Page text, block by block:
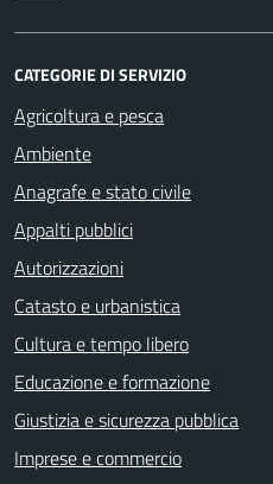
CATEGORIE DI SERVIZIO
Agricoltura e pesca
Ambiente
Anagrafe e stato civile
Appalti pubblici
Autorizzazioni
Catasto e urbanistica
Cultura e tempo libero
Educazione e formazione
Giustizia e sicurezza pubblica
Imprese e commercio